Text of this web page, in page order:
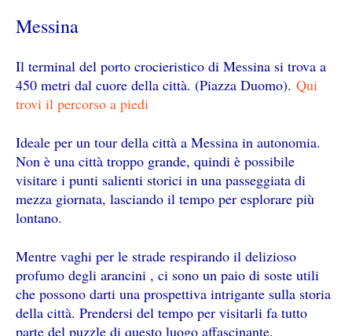
Messina
Il terminal del porto crocieristico di Messina si trova a
450 metri dal cuore della città. (Piazza Duomo). Qui
trovi il percorso a piedi
Ideale per un tour della città a Messina in autonomia.
Non è una città troppo grande, quindi è possibile
visitare i punti salienti storici in una passeggiata di
mezza giornata, lasciando il tempo per esplorare più
lontano.
Mentre vaghi per le strade respirando il delizioso
profumo degli arancini , ci sono un paio di soste utili
che possono darti una prospettiva intrigante sulla storia
della città. Prendersi del tempo per visitarli fa tutto
parte del puzzle di questo luogo affascinante.